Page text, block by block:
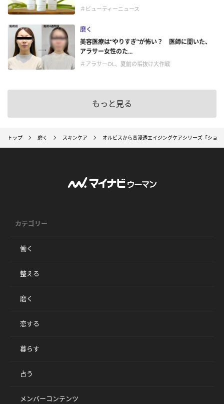
＃ビューティーニュース
磨く
美容医療は“やりすぎ”が怖い？ 医師に聞いた、
アラサー女性のた...
＃アラサーOL、夏前の垢抜け大作戦
もっと見る
トップ 磨く スキンケア オルビスから高浸透エイジングケアシリーズ「ショ
カテゴリー
働く
整える
磨く
恋する
暮らす
占う
メンバーコンテンツ